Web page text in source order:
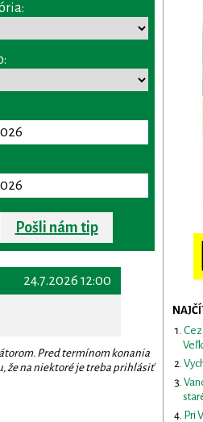
Pošli nám tip
24.7.2026 12:00
Pred termínom konania
že na niektoré je treba prihlásiť
Pri